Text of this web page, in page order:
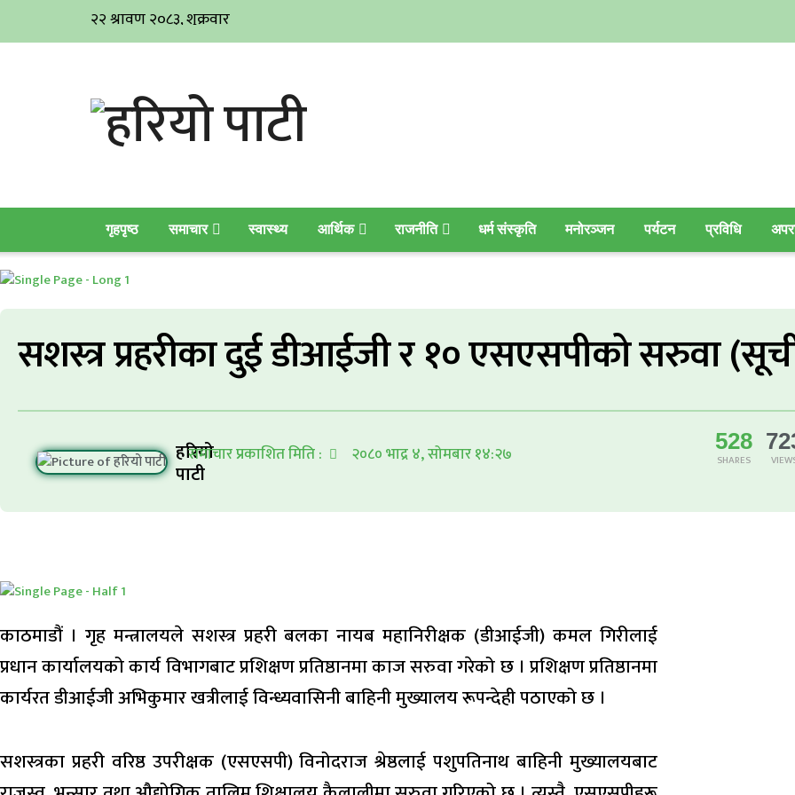
गृहपृष्ठ समाचार स्वास्थ्य आर्थिक राजनीति धर्म संस्कृति मनोरञ्जन पर्यटन प्रविधि
सशस्त्र प्रहरीका दुई डीआईजी र १० एसएसपीको सरुवा
हरियो
पाटी
समाचार प्रकाशित मिति : २०८० भाद्र ४, सोमबार १४:२७ 528
SHARES
काठमाडौं । गृह मन्त्रालयले सशस्त्र प्रहरी बलका नायब महानिरीक्षक (डीआईजी) कमल गिरीलाई
प्रधान कार्यालयको कार्य विभागबाट प्रशिक्षण प्रतिष्ठानमा काज सरुवा गरेको छ । प्रशिक्षण प्रतिष्ठानमा
कार्यरत डीआईजी अभिकुमार खत्रीलाई विन्ध्यवासिनी बाहिनी मुख्यालय रूपन्देही पठाएको छ ।
सशस्त्रका प्रहरी वरिष्ठ उपरीक्षक (एसएसपी) विनोदराज श्रेष्ठलाई पशुपतिनाथ बाहिनी मुख्यालयबाट